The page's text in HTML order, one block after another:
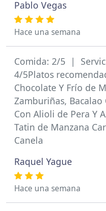
Pablo Vegas
Hace una semana
Comida: 2/5 |
4/5Platos
Chocolate Y Frío de
Zamburiñas,
Con Alioli de Pera Y
Tatin de Manzana
Canela
Raquel Yague
Hace una semana